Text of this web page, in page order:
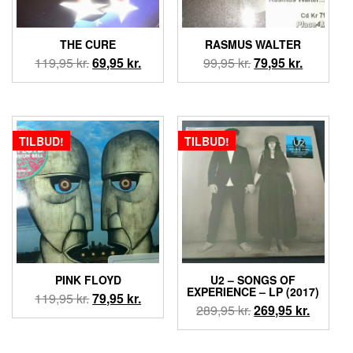
THE CURE
119,95kr.Den
oprindelige
var:
119,95 kr..
69,95 kr.Den
aktuelle
er:
69,95 kr..
RASMUS WALTER
99,95kr.Den
oprindelige
var:
99,95 kr..
79,95 kr.Den
aktuelle
er:
79,95 kr..
TILBUD!
PINK FLOYD
119,95kr.Den
oprindelige
79,95 kr.Den
aktuelle
TILBUD!
U2 ‎– SONGS OF
EXPERIENCE – LP (2017)
289,95kr.Den
oprindelige
269,95 kr.Den
aktuelle